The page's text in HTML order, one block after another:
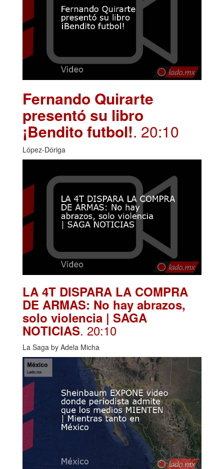
Fernando Quirarte
presentó su libro
¡Bendito futbol!. 20:10
López-Dóriga
LA 4T DISPARA LA COMPRA
DE ARMAS: No hay abrazos,
solo violencia | SAGA
NOTICIAS. 20:10
La Saga by Adela Micha